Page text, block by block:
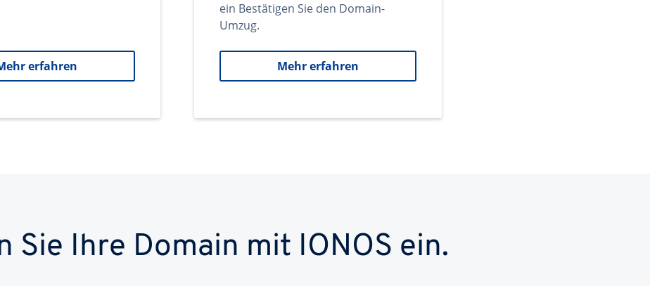
erfahren
ein Bestätigen Sie den Domain-
Umzug.
Mehr erfahren
Sie Ihre Domain mit IONOS ein.